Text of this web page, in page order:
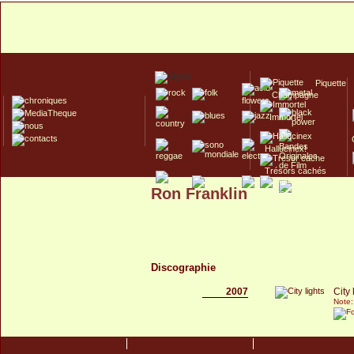
Piquette
Champagne
Immortel
Hallucinex!
Trésors cachés
Culte/Collector
Ron Franklin
Discographie
2007 City